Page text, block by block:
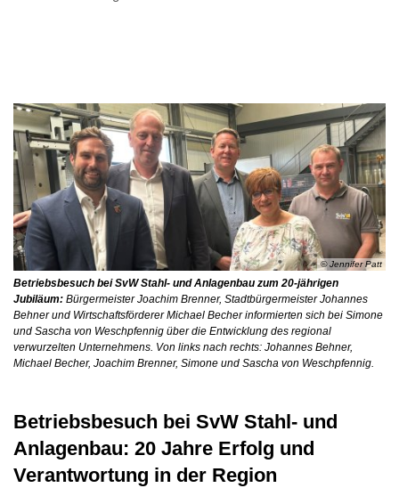
© Jennifer Patt
Betriebsbesuch bei SvW Stahl- und Anlagenbau zum 20-jährigen
Jubiläum: Bürgermeister Joachim Brenner, Stadtbürgermeister Johannes
Behner und Wirtschaftsförderer Michael Becher informierten sich bei Simone
und Sascha von Weschpfennig über die Entwicklung des regional
verwurzelten Unternehmens. Von links nach rechts: Johannes Behner,
Michael Becher, Joachim Brenner, Simone und Sascha von Weschpfennig.
Betriebsbesuch bei SvW Stahl- und
Anlagenbau: 20 Jahre Erfolg und
Verantwortung in der Region